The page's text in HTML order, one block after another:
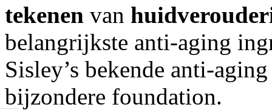
tekenen van
belangrijkste anti-aging
Sisley’s bekende anti-
bijzondere foundation.